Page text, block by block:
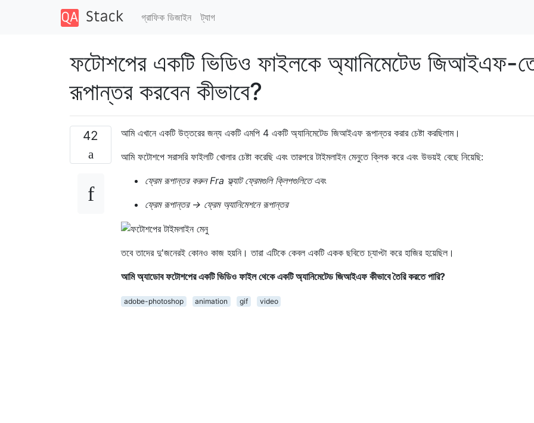
গ্রাফিক ডিজাইন ট্যাগ
ফটোশপের একটি ভিডিও ফাইলকে অ্যানিমেটেড জিআইএফ-
রূপান্তর করবেন কীভাবে?
42
আমি এখানে একটি উত্তরের জন্য একটি এমপি 4 একটি অ্যানিমেটেড জিআইএফ রূপান্তর করার চেষ্টা করছিলাম।
আমি ফটোশপে সরাসরি ফাইলটি খোলার চেষ্টা করেছি এবং তারপরে টাইমলাইন মেনুতে ক্লিক করে এবং উভয়ই বেছে নিয়েছি:
ফ্রেম রূপান্তর করুন Fra ফ্ল্যাট ফ্রেমগুলি ক্লিপগুলিতেএবং
ফ্রেম রূপান্তর → ফ্রেম অ্যানিমেশনে রূপান্তর
তবে তাদের দু'জনেরই কোনও কাজ হয়নি। তারা এটিকে কেবল একটি একক ছবিতে চ্যাপ্টা করে হাজির হয়েছিল।
আমি অ্যাডোব ফটোশপের একটি ভিডিও ফাইল থেকে একটি অ্যানিমেটেড জিআইএফ কীভাবে তৈরি করতে পারি?
adobe-photoshop animation gif video